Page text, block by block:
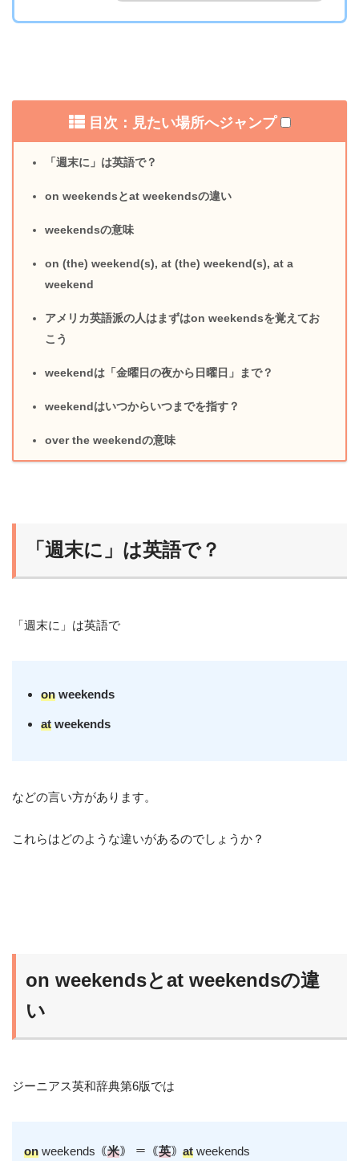
目次：見たい場所へジャンプ
「週末に」は英語で？
on weekendsとat weekendsの違い
weekendsの意味
on (the) weekend(s), at (the) weekend(s), at a
weekend
アメリカ英語派の人はまずはon weekendsを覚えてお
こう
weekendは「金曜日の夜から日曜日」まで？
weekendはいつからいつまでを指す？
over the weekendの意味
「週末に」は英語で？
「週末に」は英語で
on weekends
at weekends
などの言い方があります。
これらはどのような違いがあるのでしょうか？
on weekendsとat weekendsの違
い
ジーニアス英和辞典第6版では
on weekends｟米｠ ＝｟英｠at weekends